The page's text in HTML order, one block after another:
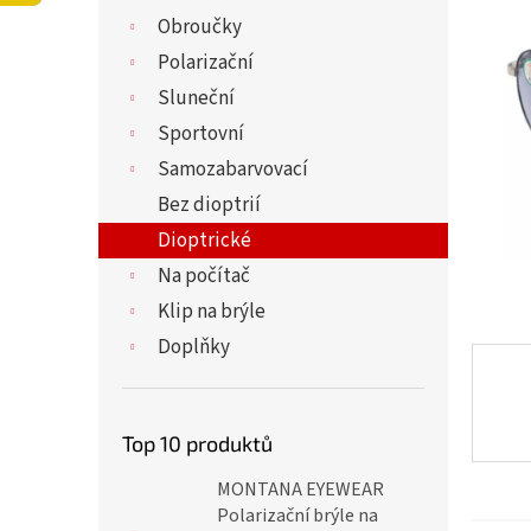
Obroučky
Polarizační
Sluneční
Sportovní
Samozabarvovací
Bez dioptrií
Dioptrické
Na počítač
Klip na brýle
Doplňky
Top 10 produktů
MONTANA EYEWEAR
Polarizační brýle na